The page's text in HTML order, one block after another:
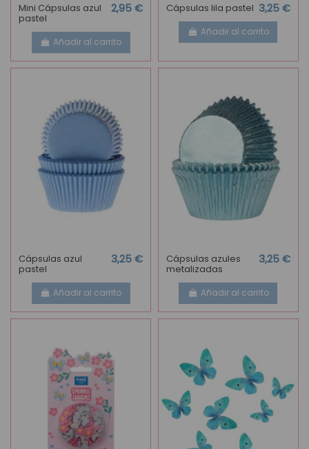
Mini Cápsulas azul
pastel
2,95 €
Añadir al carrito
Cápsulas lila pastel 3,25 €
Añadir al carrito
Cápsulas azul
pastel
3,25 €
Añadir al carrito
Cápsulas azules
metalizadas
3,25 €
Añadir al carrito